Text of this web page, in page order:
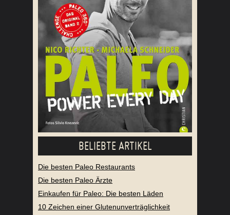
BELIEBTE ARTIKEL
Die besten Paleo Restaurants
Die besten Paleo Ärzte
Einkaufen für Paleo: Die besten Läden
10 Zeichen einer Glutenunverträglichkeit